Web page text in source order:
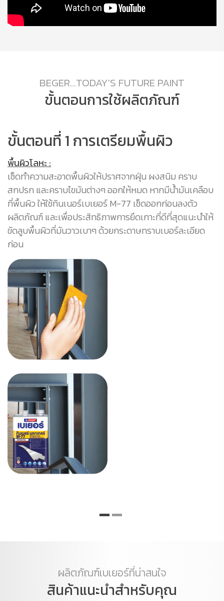
BEGER...TODAY'S FUTURE PAINT
ขั้นตอนการใช้ผลิตภัณฑ์
ขั้นตอนที่ 1 การเตรียมพื้นผิว
พื้นผิวโลหะ :
เช็ดทำความสะอาดพื้นผิวให้ปราศจากฝุ่น ผงสนิม คราบ
สกปรก และคราบไขมันต่างๆ ออกให้หมด หากมีน้ำมันเคลือบ
ที่พื้นผิว ให้ใช้ทินเนอร์เบเยอร์ M-77 เช็ดออกก่อนลงตัว
ผลิตภัณฑ์ และเพื่อประสิทธิภาพการยึดเกาะที่ดีที่สุดแนะนำให้
ขัดลูบพื้นผิวที่มันวาวเบาๆ ด้วยกระดาษทราบเบอร์ละเอียด
ก่อน
ผลิตภัณฑ์เบเยอร์ที่น่าสนใจ
สินค้าแนะนำสำหรับคุณ